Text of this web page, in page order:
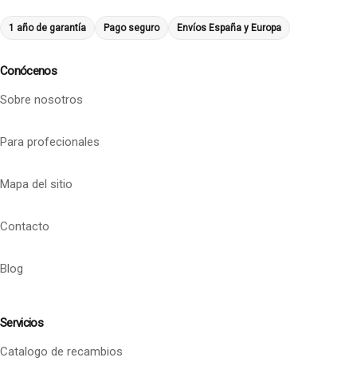
1 año de garantía Pago seguro Envíos España y Europa
Conócenos
Sobre nosotros
Para profecionales
Mapa del sitio
Contacto
Blog
Servicios
Catalogo de recambios